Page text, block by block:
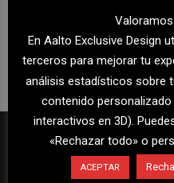
En Aalto Exclusive Design
terceros para mejorar tu
análisis estadísticos sobre
contenido
interactivos en 3D).
«Rechazar todo» o
ACEPTAR